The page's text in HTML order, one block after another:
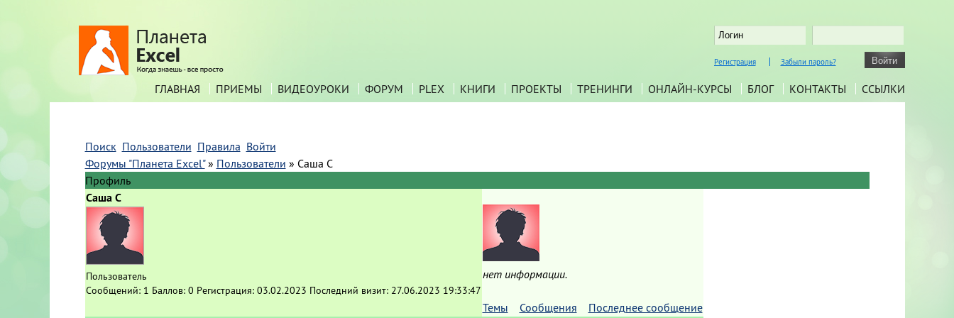
Регистрация Забыли пароль?
ГЛАВНАЯ ПРИЕМЫ ВИДЕОУРОКИ ФОРУМ PLEX КНИГИ ПРОЕКТЫ ТРЕНИНГИ ОНЛАЙН-КУРСЫ БЛОГ КОНТАКТЫ ССЫЛКИ
Поиск Пользователи Правила Войти
Форумы "Планета Excel" » Пользователи » Саша С
Профиль
Саша С
Пользователь
Сообщений: 1 Баллов: 0 Регистрация: 03.02.2023 Последний визит: 27.06.2023 19:33:47
нет информации.
Темы Сообщения Последнее сообщение